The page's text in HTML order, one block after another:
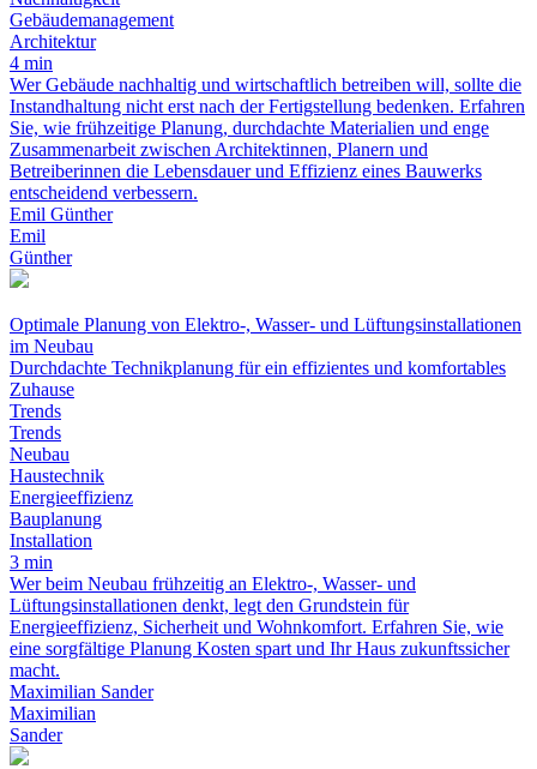
Gebäudemanagement
Architektur
4 min
Wer Gebäude nachhaltig und wirtschaftlich betreiben will, sollte die
Instandhaltung nicht erst nach der Fertigstellung bedenken. Erfahren
Sie, wie frühzeitige Planung, durchdachte Materialien und enge
Zusammenarbeit zwischen Architektinnen, Planern und
Betreiberinnen die Lebensdauer und Effizienz eines Bauwerks
entscheidend verbessern.
Emil Günther
Emil
Günther
Optimale Planung von Elektro-, Wasser- und Lüftungsinstallationen
im Neubau
Durchdachte Technikplanung für ein effizientes und komfortables
Zuhause
Trends
Trends
Neubau
Haustechnik
Energieeffizienz
Bauplanung
Installation
3 min
Wer beim Neubau frühzeitig an Elektro-, Wasser- und
Lüftungsinstallationen denkt, legt den Grundstein für
Energieeffizienz, Sicherheit und Wohnkomfort. Erfahren Sie, wie
eine sorgfältige Planung Kosten spart und Ihr Haus zukunftssicher
macht.
Maximilian Sander
Maximilian
Sander